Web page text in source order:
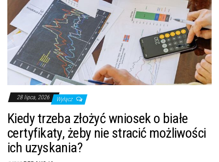
28 lipca, 2026 Wyłącz
Kiedy trzeba złożyć wniosek o białe
certyfikaty, żeby nie stracić możliwości
ich uzyskania?